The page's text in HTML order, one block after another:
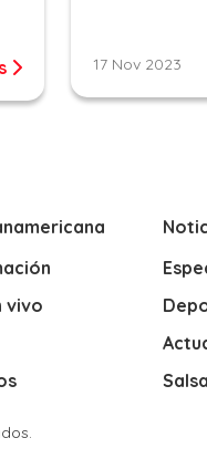
17 Nov 2023
vivo
Salsa